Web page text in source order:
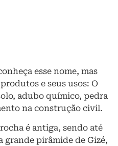
esse nome, mas
e seus usos: O
adubo químico, pedra
na construção civil.
é antiga, sendo até
pirâmide de Gizé,